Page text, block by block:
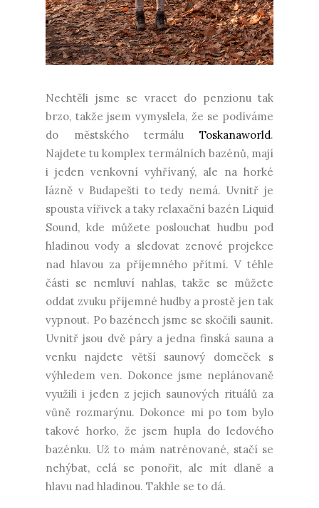
Nechtěli jsme se vracet do penzionu tak
brzo, takže jsem vymyslela, že se podíváme
do městského termálu Toskanaworld.
Najdete tu komplex termálních bazénů, mají
i jeden venkovní vyhřívaný, ale na horké
lázně v Budapešti to tedy nemá. Uvnitř je
spousta vířivek a taky relaxační bazén Liquid
Sound, kde můžete poslouchat hudbu pod
hladinou vody a sledovat zenové projekce
nad hlavou za příjemného přítmí. V téhle
části se nemluví nahlas, takže se můžete
oddat zvuku příjemné hudby a prostě jen tak
vypnout. Po bazénech jsme se skočili saunit.
Uvnitř jsou dvě páry a jedna finská sauna a
venku najdete větší saunový domeček s
výhledem ven. Dokonce jsme neplánovaně
využili i jeden z jejich saunových rituálů za
vůně rozmarýnu. Dokonce mi po tom bylo
takové horko, že jsem hupla do ledového
bazénku. Už to mám natrénované, stačí se
nehýbat, celá se ponořit, ale mít dlaně a
hlavu nad hladinou. Takhle se to dá.